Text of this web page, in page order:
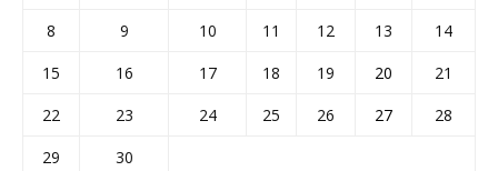
8
9 10 11 12 13
14
15
16 17 18 19 20
21
22
23 24 25 26 27
28
29
30